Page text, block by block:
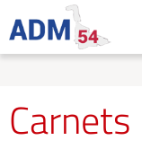
Carnets